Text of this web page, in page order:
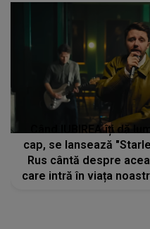
Când IUBIREA îți dă
cap, se lansează
Rus cântă despre
care intră în viața